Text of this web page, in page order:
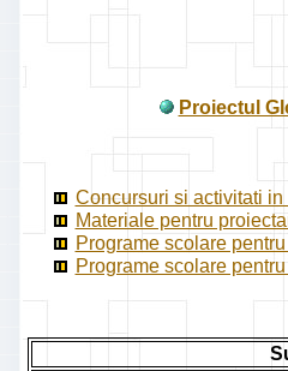
Proiectul
Concursuri si activitati
Materiale pentru
Programe scolare
Programe scolare